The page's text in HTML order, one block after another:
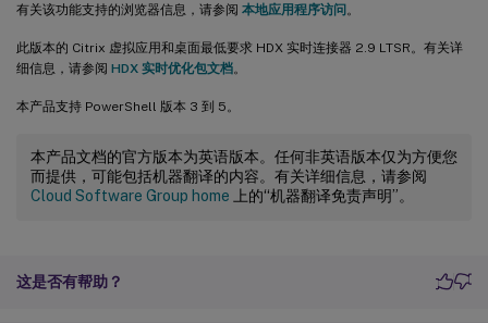
有关该功能支持的浏览器信息，请参阅 本地应用程序访问。
此版本的 Citrix 虚拟应用和桌面最低要求 HDX 实时连接器 2.9 LTSR。有关详
细信息，请参阅 HDX 实时优化包文档。
本产品支持 PowerShell 版本 3 到 5。
本产品文档的官方版本为英语版本。任何非英语版本仅为方便您
而提供，可能包括机器翻译的内容。有关详细信息，请参阅
Cloud Software Group home 上的“机器翻译免责声明”。
这是否有帮助？